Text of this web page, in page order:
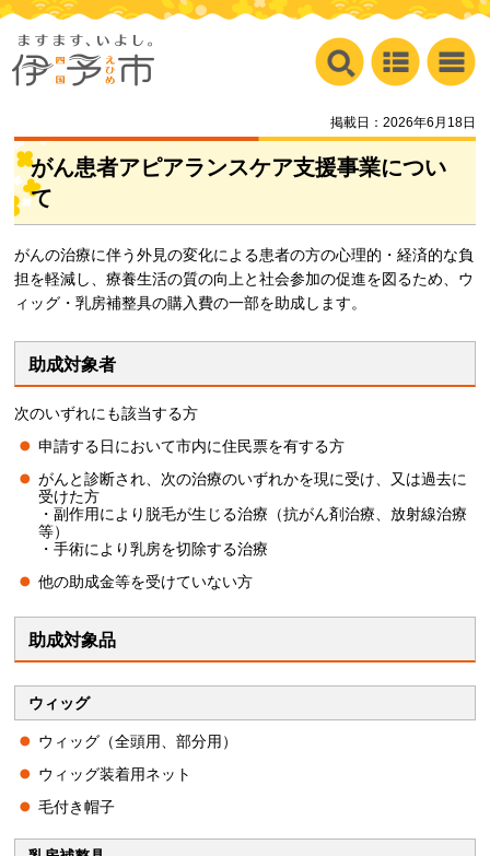
掲載日：2026年6月18日
がん患者アピアランスケア支援事業につい
て
がんの治療に伴う外見の変化による患者の方の心理的・経済的な負
担を軽減し、療養生活の質の向上と社会参加の促進を図るため、ウ
ィッグ・乳房補整具の購入費の一部を助成します。
助成対象者
次のいずれにも該当する方
申請する日において市内に住民票を有する方
がんと診断され、次の治療のいずれかを現に受け、又は過去に
受けた方
・副作用により脱毛が生じる治療（抗がん剤治療、放射線治療
等）
・手術により乳房を切除する治療
他の助成金等を受けていない方
助成対象品
ウィッグ
ウィッグ（全頭用、部分用）
ウィッグ装着用ネット
毛付き帽子